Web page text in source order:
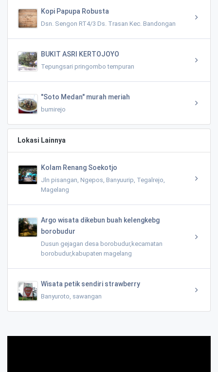
Kopi Papupa Robusta
Dsn. Sengon RT4/3 Ds. Trasan Kec. Bandongan
BUKIT ASRI KERTOJOYO
Tepungsari pringombo tempuran
"Soto Medan" murah meriah
bumirejo
Lokasi Lainnya
Kolam Renang Soekotjo
Jln pisangan, Ngepos, Banyuurip, Tegalrejo,
Magelang
Argo wisata dikebun buah kelengkebg
borobudur
Dusun gejagan desa borobudur,kecamatan
borobudur,kabupaten magelang
Wisata petik sendiri strawberry
Banyuroto, sawangan